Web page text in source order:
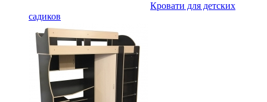
Кровати для детских
садиков